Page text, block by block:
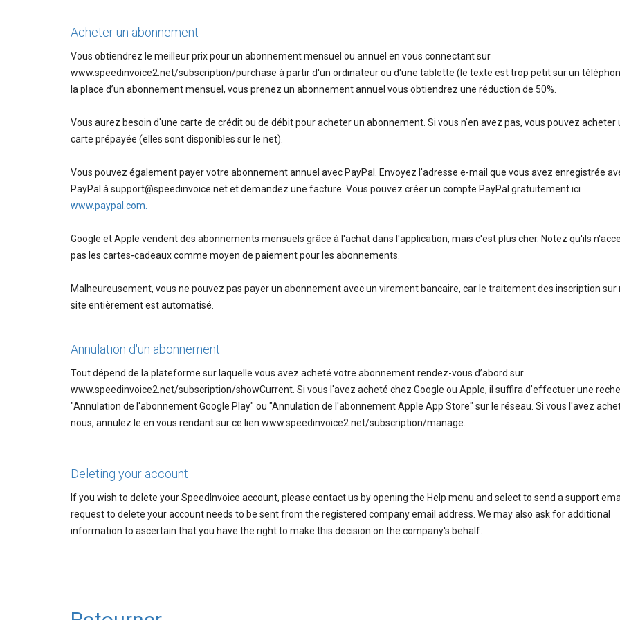
Acheter un abonnement
Vous obtiendrez le meilleur prix pour un abonnement mensuel ou annuel en vous connectant sur
www.speedinvoice2.net/subscription/purchase à partir d'un ordinateur ou d'une tablette (le texte est trop petit sur un
la place d’un abonnement mensuel, vous prenez un abonnement annuel vous obtiendrez une réduction de 50%.
Vous aurez besoin d'une carte de crédit ou de débit pour acheter un abonnement. Si vous n'en avez pas, vous pouvez acheter
carte prépayée (elles sont disponibles sur le net).
Vous pouvez également payer votre abonnement annuel avec PayPal. Envoyez l'adresse e-mail que vous avez enregistrée
PayPal à support@speedinvoice.net et demandez une facture. Vous pouvez créer un compte PayPal gratuitement ici
www.paypal.com.
Google et Apple vendent des abonnements mensuels grâce à l'achat dans l'application, mais c'est plus cher. Notez qu'ils
pas les cartes-cadeaux comme moyen de paiement pour les abonnements.
Malheureusement, vous ne pouvez pas payer un abonnement avec un virement bancaire, car le traitement des inscription sur
site entièrement est automatisé.
Annulation d'un abonnement
Tout dépend de la plateforme sur laquelle vous avez acheté votre abonnement rendez-vous d’abord sur
www.speedinvoice2.net/subscription/showCurrent. Si vous l'avez acheté chez Google ou Apple, il suffira d’effectuer une
"Annulation de l'abonnement Google Play" ou "Annulation de l'abonnement Apple App Store" sur le réseau. Si vous l'avez
nous, annulez le en vous rendant sur ce lien www.speedinvoice2.net/subscription/manage.
Deleting your account
If you wish to delete your SpeedInvoice account, please contact us by opening the Help menu and select to send a support
request to delete your account needs to be sent from the registered company email address. We may also ask for additional
information to ascertain that you have the right to make this decision on the company's behalf.